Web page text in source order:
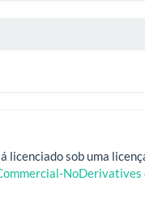
licenciado sob uma